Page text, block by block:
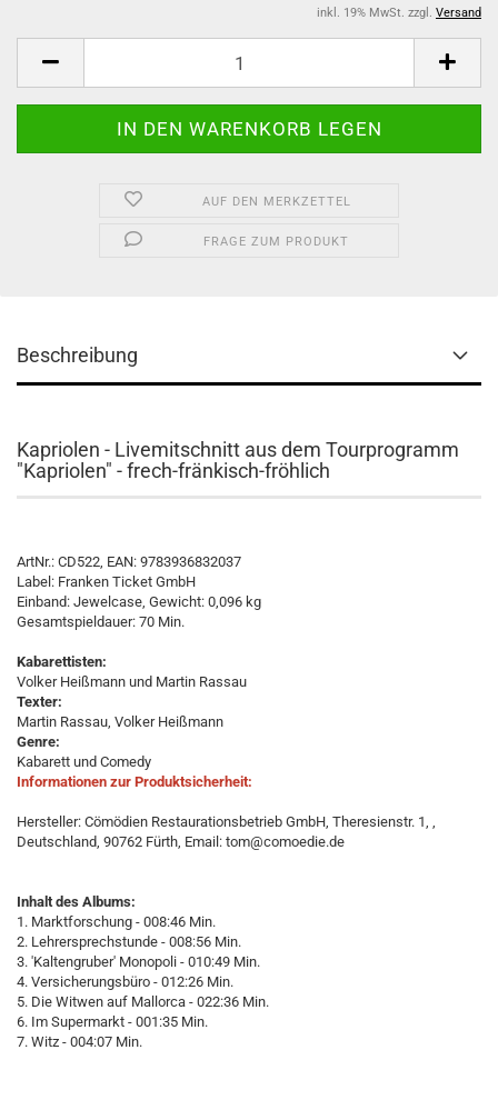
inkl. 19% MwSt. zzgl. Versand
AUF DEN MERKZETTEL
FRAGE ZUM PRODUKT
Beschreibung
Kapriolen - Livemitschnitt aus dem Tourprogramm
"Kapriolen" - frech-fränkisch-fröhlich
ArtNr.: CD522, EAN: 9783936832037
Label: Franken Ticket GmbH
Einband: Jewelcase, Gewicht: 0,096 kg
Gesamtspieldauer: 70 Min.
Kabarettisten:
Volker Heißmann und Martin Rassau
Texter:
Martin Rassau, Volker Heißmann
Genre:
Kabarett und Comedy
Informationen zur Produktsicherheit:
Hersteller: Cömödien Restaurationsbetrieb GmbH, Theresienstr. 1, ,
Deutschland, 90762 Fürth, Email: tom@comoedie.de
Inhalt des Albums:
1. Marktforschung - 008:46 Min.
2. Lehrersprechstunde - 008:56 Min.
3. 'Kaltengruber' Monopoli - 010:49 Min.
4. Versicherungsbüro - 012:26 Min.
5. Die Witwen auf Mallorca - 022:36 Min.
6. Im Supermarkt - 001:35 Min.
7. Witz - 004:07 Min.